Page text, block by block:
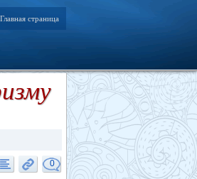
Главная страница
0